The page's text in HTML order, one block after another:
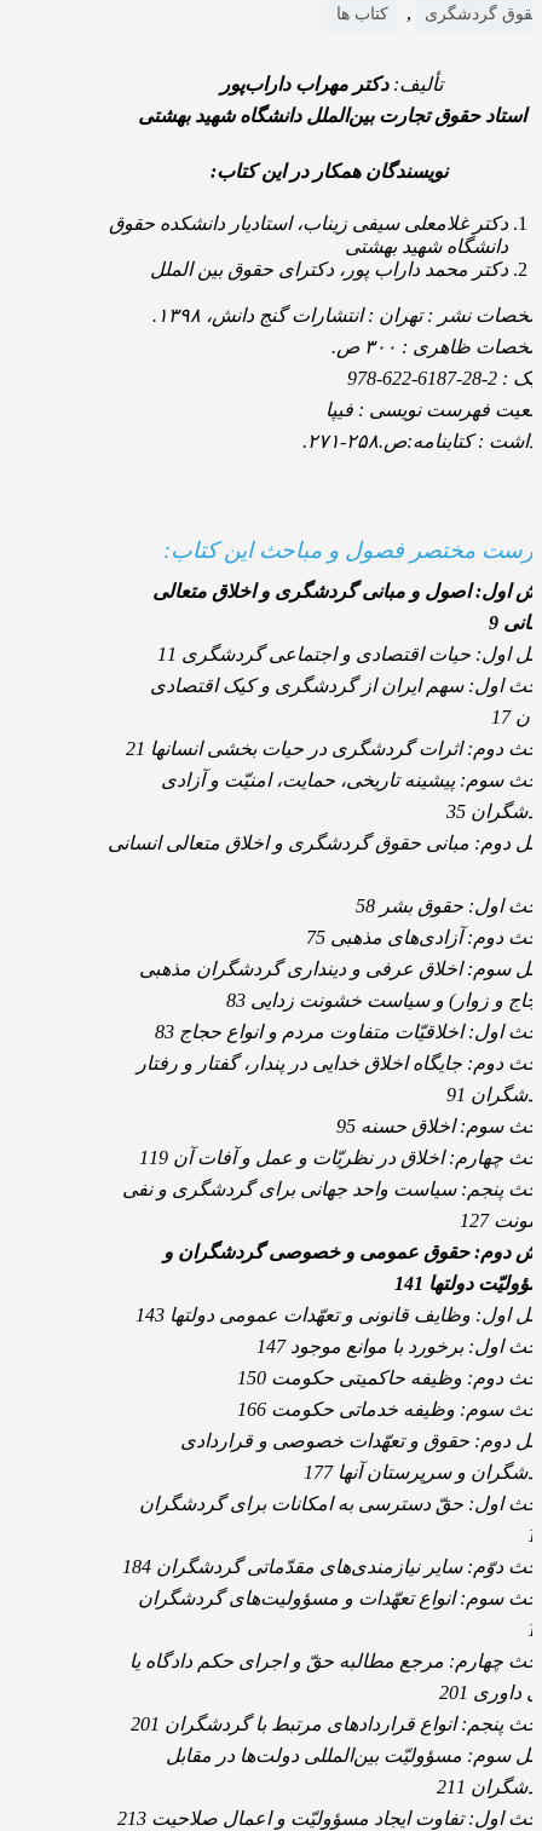
حقوق گردشگری , کتاب ها
تألیف:دکتر مهراب داراب‌پور
استاد حقوق تجارت بین‌الملل دانشگاه شهید بهشتی
نویسندگان همکار در این کتاب:
دکتر غلامعلی سیفی زیناب، استادیار دانشکده حقوق
دانشگاه شهید بهشتی
دکتر محمد داراب پور، دکترای حقوق بین الملل
نشر : تهران : انتشارات گنج دانش، ‏‫۱۳۹۸.‬
ظاهری : ‏‫۳۰۰ ص.‬
622-6187-28-2‬
فهرست نویسی : فیپا
: کتابنامه:ص.۲۵۸-۲۷۱.
مختصر فصول و مباحث این کتاب:
اول: اصول و مبانی گردشگری و اخلاق متعالی
9
اول: حیات اقتصادی و اجتماعی گردشگری 11
اول: سهم ایران از گردشگری و کیک اقتصادی
17
دوم: اثرات گردشگری در حیات بخشی انسانها 21
سوم: پیشینه تاریخی، حمایت، امنیّت و آزادی
35
دوم: مبانی حقوق گردشگری و اخلاق متعالی انسانی
اول: حقوق بشر 58
دوم: آزادی‌های مذهبی 75
سوم: اخلاق عرفی و دینداری گردشگران مذهبی
و زوار) و سیاست خشونت زدایی 83
اول: اخلاقیّات متفاوت مردم و انواع حجاج 83
دوم: جایگاه اخلاق خدایی در پندار، گفتار و رفتار
91
سوم: اخلاق حسنه 95
چهارم: اخلاق در نظریّات و عمل و آفات آن 119
پنجم: سیاست واحد جهانی برای گردشگری و نفی
127
دوم: حقوق عمومی و خصوصی گردشگران و
دولتها 141
اول: وظایف قانونی و تعهّدات عمومی دولتها 143
اول: برخورد با موانع موجود 147
دوم: وظیفه حاکمیتی حکومت 150
سوم: وظیفه خدماتی حکومت 166
دوم: حقوق و تعهّدات خصوصی و قراردادی
و سرپرستان آنها 177
اول: حقّ دسترسی به امکانات برای گردشگران
دوّم: سایر نیازمندی‌های مقدّماتی گردشگران 184
سوم: انواع تعهّدات و مسؤولیت‌های گردشگران
چهارم: مرجع مطالبه حقّ و اجرای حکم دادگاه یا
داوری 201
پنجم: انواع قراردادهای مرتبط با گردشگران 201
سوم: مسؤولیّت بین‌المللی دولت‌ها در مقابل
211
اول: تفاوت ایجاد مسؤولیّت و اعمال صلاحیت 213